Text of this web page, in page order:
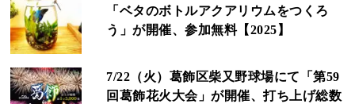
「ベタのボトルアクアリウムをつくろ
う」が開催、参加無料【2025】
7/22（火）葛飾区柴又野球場にて「第59
回葛飾花火大会」が開催、打ち上げ総数